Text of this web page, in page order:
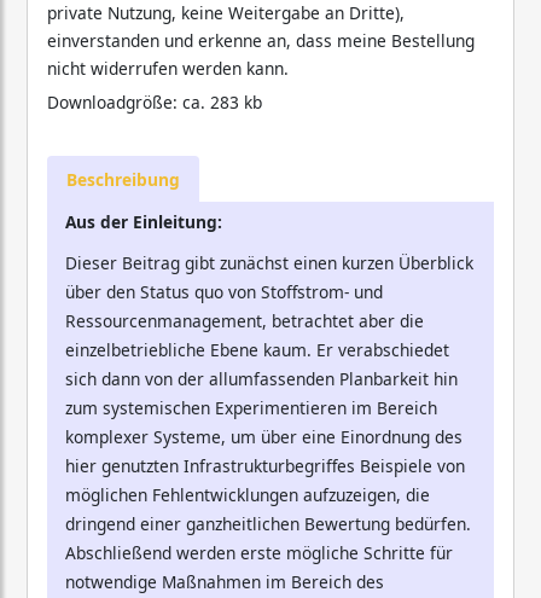
private Nutzung, keine Weitergabe an Dritte),
einverstanden und erkenne an, dass meine Bestellung
nicht widerrufen werden kann.
Downloadgröße: ca. 283 kb
Beschreibung
Aus der Einleitung:
Dieser Beitrag gibt zunächst einen kurzen Überblick
über den Status quo von Stoffstrom- und
Ressourcenmanagement, betrachtet aber die
einzelbetriebliche Ebene kaum. Er verabschiedet
sich dann von der allumfassenden Planbarkeit hin
zum systemischen Experimentieren im Bereich
komplexer Systeme, um über eine Einordnung des
hier genutzten Infrastrukturbegriffes Beispiele von
möglichen Fehlentwicklungen aufzuzeigen, die
dringend einer ganzheitlichen Bewertung bedürfen.
Abschließend werden erste mögliche Schritte für
notwendige Maßnahmen im Bereich des